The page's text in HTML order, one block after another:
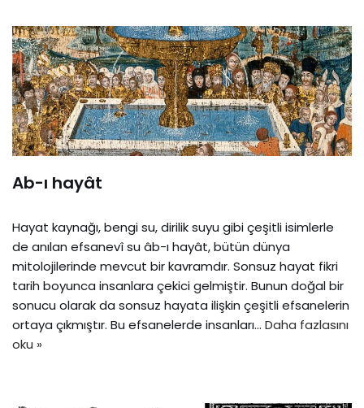
Ab-ı hayât
Hayat kaynağı, bengi su, dirilik suyu gibi çeşitli isimlerle
de anılan efsanevî su âb-ı hayât, bütün dünya
mitolojilerinde mevcut bir kavramdır. Sonsuz hayat fikri
tarih boyunca insanlara çekici gelmiştir. Bunun doğal bir
sonucu olarak da sonsuz hayata ilişkin çeşitli efsanelerin
ortaya çıkmıştır. Bu efsanelerde insanları… Daha fazlasını
oku »